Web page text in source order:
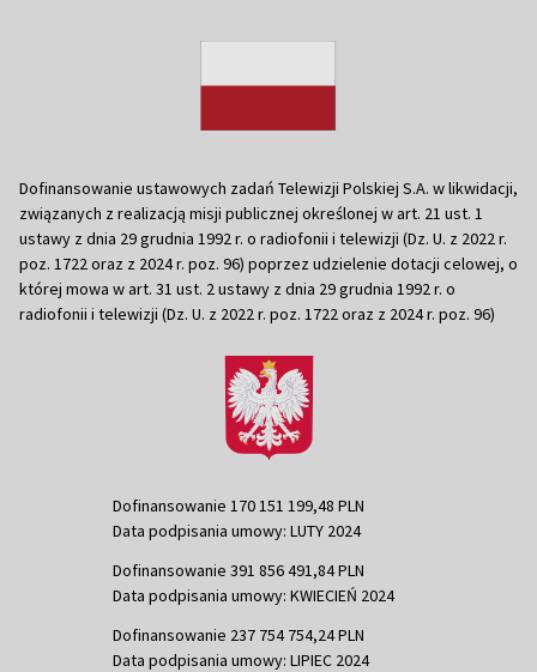
Dofinansowanie ustawowych zadań Telewizji Polskiej S.A. w likwidacji,
związanych z realizacją misji publicznej określonej w art. 21 ust. 1
ustawy z dnia 29 grudnia 1992 r. o radiofonii i telewizji (Dz. U. z 2022 r.
poz. 1722 oraz z 2024 r. poz. 96) poprzez udzielenie dotacji celowej, o
której mowa w art. 31 ust. 2 ustawy z dnia 29 grudnia 1992 r. o
radiofonii i telewizji (Dz. U. z 2022 r. poz. 1722 oraz z 2024 r. poz. 96)
Dofinansowanie 170 151 199,48 PLN
Data podpisania umowy: LUTY 2024
Dofinansowanie 391 856 491,84 PLN
Data podpisania umowy: KWIECIEŃ 2024
Dofinansowanie 237 754 754,24 PLN
Data podpisania umowy: LIPIEC 2024